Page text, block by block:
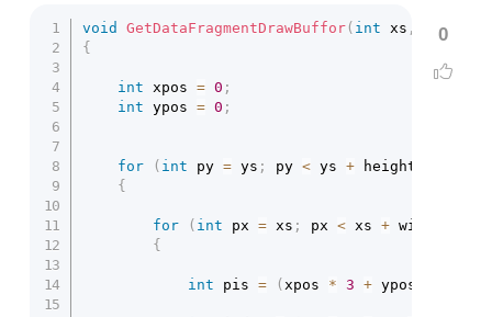
0
void GetDataFragmentDrawBuffor( int xs , int
{
int xpos = 0 ;
int ypos = 0 ;
for ( int py = ys ; py < ys + height
{
for ( int px = xs ; px < xs + width
{
int pis = ( xpos * 3 + ypos